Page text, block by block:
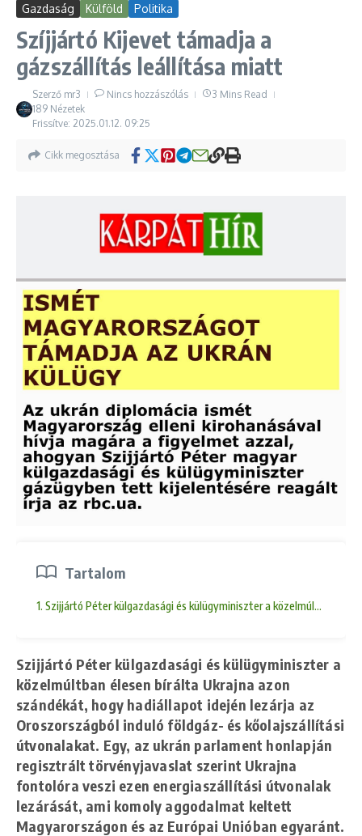
Gazdaság Külföld Politika
Szíjjártó Kijevet támadja a
gázszállítás leállítása miatt
Szerző mr3 Nincs hozzászólás
3 Mins Read
189 Nézetek
Frissítve: 2025.01.12. 09:25
Cikk megosztása
Tartalom
1. Szijjártó Péter külgazdasági és külügyminiszter a közelmúltban
Szijjártó Péter külgazdasági és külügyminiszter a
közelmúltban élesen bírálta Ukrajna azon
szándékát, hogy hadiállapot idején lezárja az
Oroszországból induló földgáz- és kőolajszállítási
útvonalakat. Egy, az ukrán parlament honlapján
regisztrált törvényjavaslat szerint Ukrajna
fontolóra veszi ezen energiaszállítási útvonalak
lezárását, ami komoly aggodalmat keltett
Magyarországon és az Európai Unióban egyaránt.